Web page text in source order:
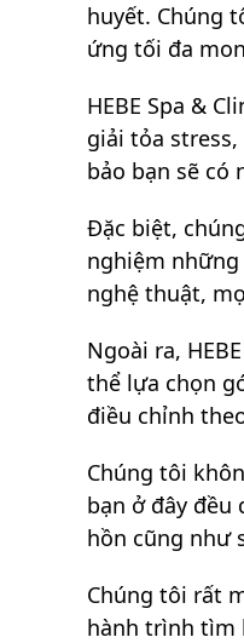
huyết. Chúng
ứng tối đa
HEBE Spa &
giải tỏa
bảo bạn sẽ có
Đặc biệt,
nghiệm
nghệ thuật,
Ngoài ra,
thể lựa chọn
điều chỉnh
Chúng tôi
bạn ở đây
hồn cũng như
Chúng tôi rất
hành trình tìm